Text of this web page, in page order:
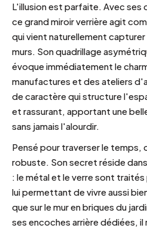
L'illusion est parfaite. Avec ses
ce grand miroir verrière agit
qui vient naturellement
murs. Son quadrillage
évoque immédiatement le
manufactures et des ateliers
de caractère qui structure
et rassurant, apportant une
sans jamais l'alourdir.
Pensé pour traverser le temps,
robuste. Son secret réside
: le métal et le verre sont
lui permettant de vivre aussi
que sur le mur en briques du
ses encoches arrière dédiées,